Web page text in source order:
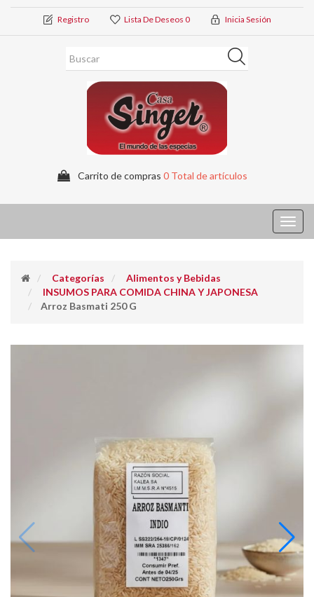
Registro Lista De Deseos 0 Inicia Sesión
Carrito de compras 0 Total de artículos
Categorías
Alimentos y Bebidas
INSUMOS PARA COMIDA CHINA Y JAPONESA
Arroz Basmati 250 G